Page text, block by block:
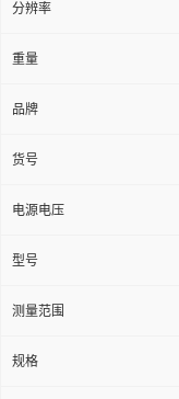
分辨率
重量
品牌
货号
电源电压
型号
测量范围
规格